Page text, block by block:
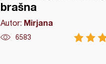
brašna
Autor: Mirjana
6583